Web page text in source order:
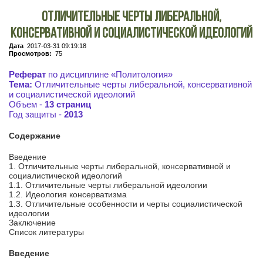
Отличительные черты либеральной,
консервативной и социалистической идеологий
Дата 2017-03-31 09:19:18
Просмотров: 75
Реферат по дисциплине «Политология»
Тема: Отличительные черты либеральной, консервативной
и социалистической идеологий
Объем - 13 страниц
Год защиты - 2013
Содержание
Введение
1. Отличительные черты либеральной, консервативной и
социалистической идеологий
1.1. Отличительные черты либеральной идеологии
1.2. Идеология консерватизма
1.3. Отличительные особенности и черты социалистической
идеологии
Заключение
Список литературы
Введение